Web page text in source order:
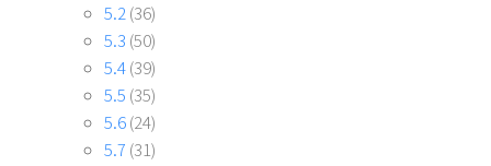
5.2(36)
5.3 (50)
5.4(39)
5.5 (35)
5.6(24)
5.7 (31)